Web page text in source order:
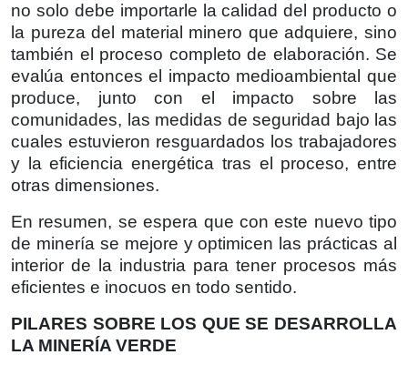
no solo debe importarle la calidad del producto o
la pureza del material minero que adquiere, sino
también el proceso completo de elaboración. Se
evalúa entonces el impacto medioambiental que
produce, junto con el impacto sobre las
comunidades, las medidas de seguridad bajo las
cuales estuvieron resguardados los trabajadores
y la eficiencia energética tras el proceso, entre
otras dimensiones.
En resumen, se espera que con este nuevo tipo
de minería se mejore y optimicen las prácticas al
interior de la industria para tener procesos más
eficientes e inocuos en todo sentido.
PILARES SOBRE LOS QUE SE DESARROLLA
LA MINERÍA VERDE